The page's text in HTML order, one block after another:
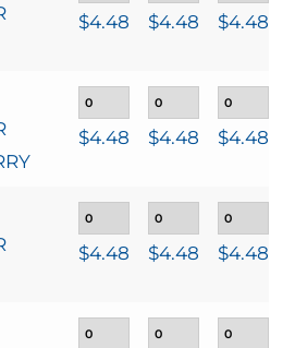
$4.48 $4.48 $4.48
$4.48 $4.48 $4.48
$4.48 $4.48 $4.48